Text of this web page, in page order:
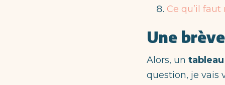
Ce qu’il
Une
Alors, un
question, je vais